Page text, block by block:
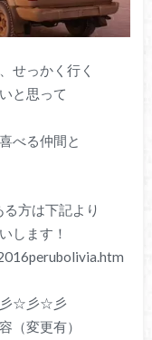
せっかく行く
と思って
べる仲間と
方は下記より
します！
☆彡☆彡
（変更有）